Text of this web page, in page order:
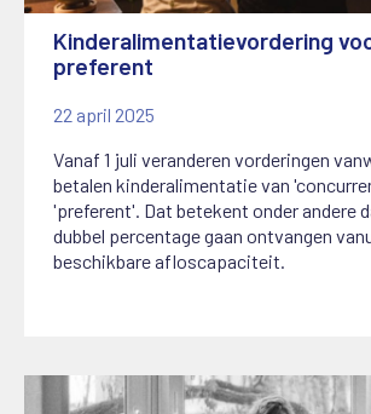
Kinderalimentatievordering
preferent
22 april 2025
Vanaf 1 juli veranderen vorderingen
betalen kinderalimentatie van
'preferent'. Dat betekent onder andere
dubbel percentage gaan ontvangen
beschikbare afloscapaciteit.